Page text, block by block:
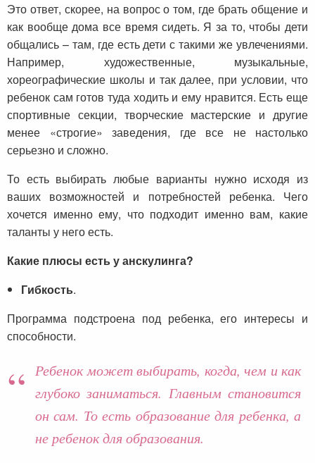
Это ответ, скорее, на вопрос о том, где брать общение и
как вообще дома все время сидеть. Я за то, чтобы дети
общались – там, где есть дети с такими же увлечениями.
Например, художественные, музыкальные,
хореографические школы и так далее, при условии, что
ребенок сам готов туда ходить и ему нравится. Есть еще
спортивные секции, творческие мастерские и другие
менее «строгие» заведения, где все не настолько
серьезно и сложно.
То есть выбирать любые варианты нужно исходя из
ваших возможностей и потребностей ребенка. Чего
хочется именно ему, что подходит именно вам, какие
таланты у него есть.
Какие плюсы есть у анскулинга?
Гибкость.
Программа подстроена под ребенка, его интересы и
способности.
Ребенок может выбирать, когда, чем и как
глубоко заниматься. Главным становится
он сам. То есть образование для ребенка, а
не ребенок для образования.